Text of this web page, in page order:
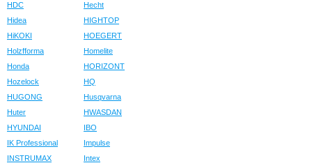
HDC
Hecht
Hidea
HIGHTOP
HiKOKI
HOEGERT
Holzfforma
Homelite
Honda
HORIZONT
Hozelock
HQ
HUGONG
Husqvarna
Huter
HWASDAN
HYUNDAI
IBO
IK Professional
Impulse
INSTRUMAX
Intex